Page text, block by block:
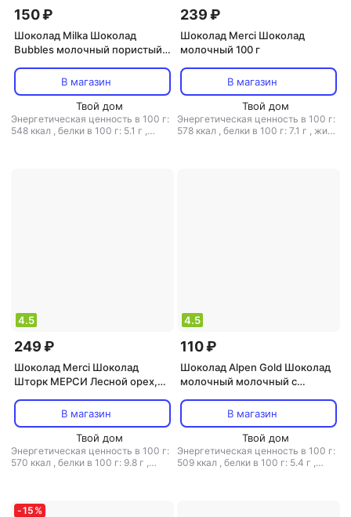
150 ₽
Шоколад Milka Шоколад
Bubbles молочный пористый с
В магазин
Твой дом
Энергетическая ценность в 100 г:
548 ккал , белки в 100 г: 5.1 г ,
239 ₽
Шоколад Merci Шоколад
молочный 100 г
В магазин
Твой дом
Энергетическая ценность в 100 г:
578 ккал , белки в 100 г: 7.1 г , жиры
4.5
249 ₽
Шоколад Merci Шоколад
Шторк МЕРСИ Лесной орех,
В магазин
Твой дом
Энергетическая ценность в 100 г:
570 ккал , белки в 100 г: 9.8 г ,
4.5
110 ₽
Шоколад Alpen Gold Шоколад
молочный молочный с
крекером, 85 г
В магазин
Твой дом
Энергетическая ценность в 100 г:
509 ккал , белки в 100 г: 5.4 г ,
-15 %